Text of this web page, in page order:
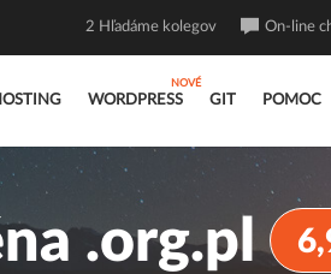
WORDPRESS GIT POMOC
2 Hľadáme kolegov On-line
.org.pl